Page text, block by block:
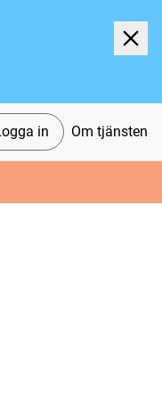
in Om tjänsten